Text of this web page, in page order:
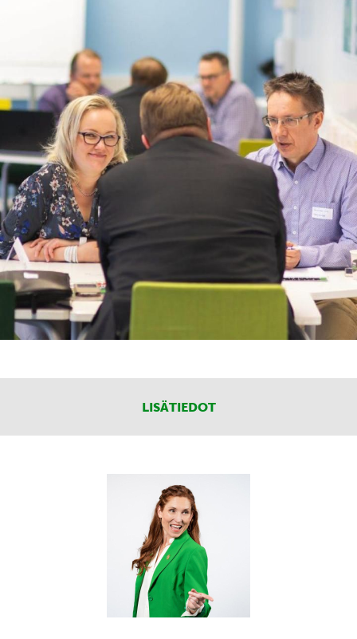
LISÄTIEDOT